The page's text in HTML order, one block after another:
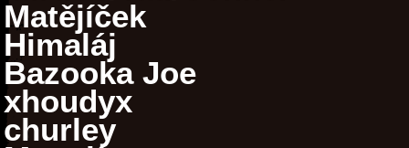
Matějíček
Himaláj
Bazooka Joe
xhoudyx
churley